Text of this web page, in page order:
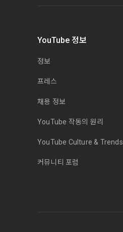
YouTube 정보
정보
프레스
채용 정보
YouTube 작동의 원리
YouTube Culture & Trends
커뮤니티 포럼